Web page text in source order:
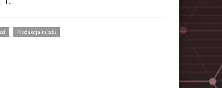
Produkcja miodu